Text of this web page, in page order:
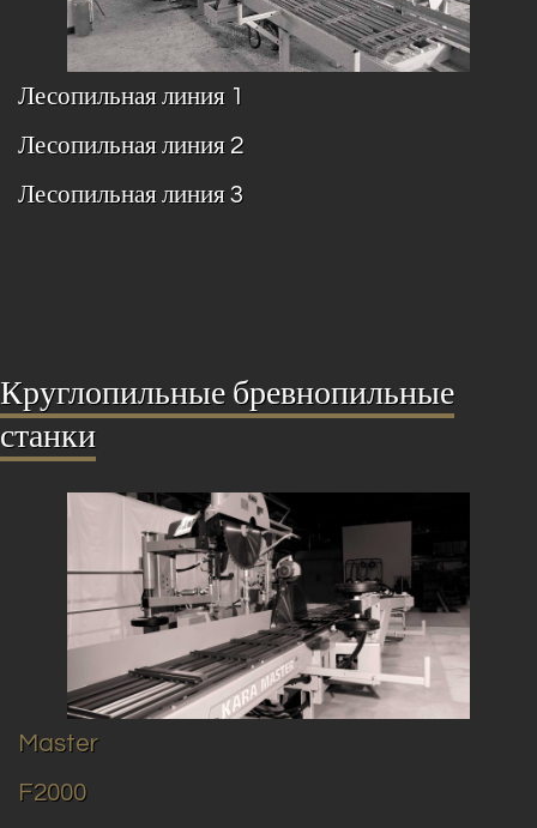
Лесопильная линия 1
Лесопильная линия 2
Лесопильная линия 3
Круглопильные бревнопильные
станки
Master
F2000